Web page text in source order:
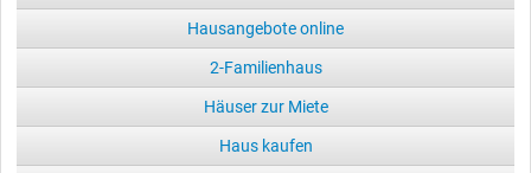
Hausangebote online
2-Familienhaus
Häuser zur Miete
Haus kaufen